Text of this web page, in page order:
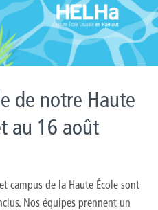
de notre Haute
au 16 août
campus de la Haute École sont
Nos équipes prennent un